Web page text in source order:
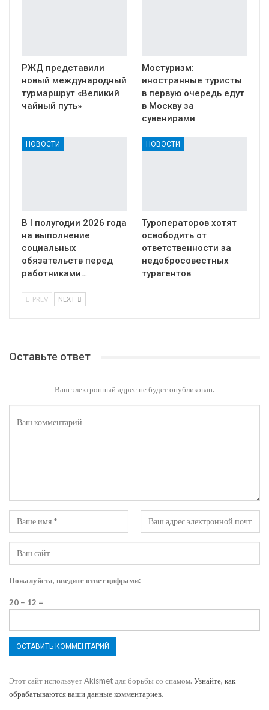
РЖД представили
новый международный
турмаршрут «Великий
чайный путь»
Мостуризм:
иностранные туристы
в первую очередь едут
в Москву за
сувенирами
НОВОСТИ
В I полугодии 2026 года
на выполнение
социальных
обязательств перед
работниками…
НОВОСТИ
Туроператоров хотят
освободить от
ответственности за
недобросовестных
турагентов
PREV NEXT
Оставьте ответ
Ваш электронный адрес не будет опубликован.
Пожалуйста, введите ответ цифрами:
20 − 12 =
Этот сайт использует Akismet для борьбы со спамом. Узнайте, как
обрабатываются ваши данные комментариев.